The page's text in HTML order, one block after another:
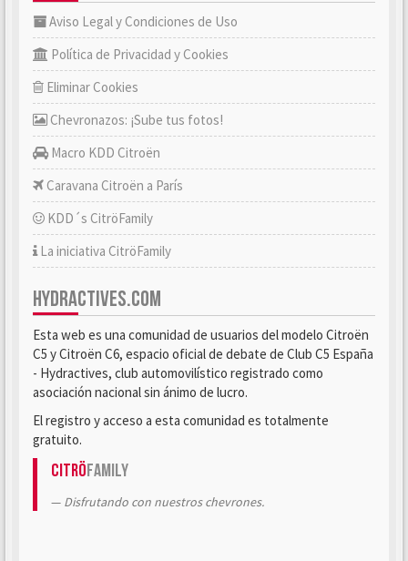
Aviso Legal y Condiciones de Uso
Política de Privacidad y Cookies
Eliminar Cookies
Chevronazos: ¡Sube tus fotos!
Macro KDD Citroën
Caravana Citroën a París
KDD´s CitröFamily
La iniciativa CitröFamily
HYDRACTIVES.COM
Esta web es una comunidad de usuarios del modelo Citroën
C5 y Citroën C6, espacio oficial de debate de Club C5 España
- Hydractives, club automovilístico registrado como
asociación nacional sin ánimo de lucro.
El registro y acceso a esta comunidad es totalmente
gratuito.
CitröFamily
Disfrutando con nuestros chevrones.